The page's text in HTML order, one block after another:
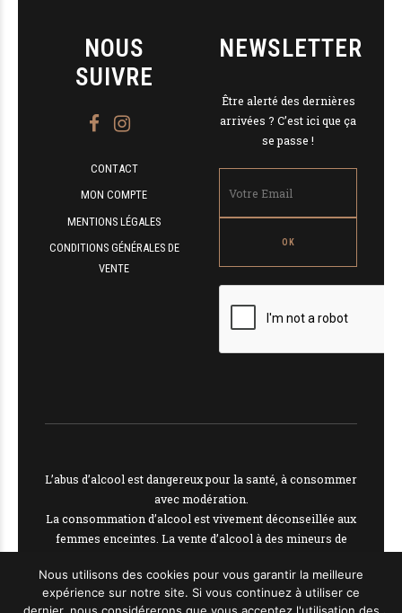
NOUS
SUIVRE
CONTACT
MON COMPTE
MENTIONS LÉGALES
CONDITIONS GÉNÉRALES DE
VENTE
NEWSLETTER
Être alerté des dernières
arrivées ? C’est ici que ça
se passe !
L’abus d’alcool est dangereux pour la santé, à consommer
avec modération.
La consommation d’alcool est vivement déconseillée aux
femmes enceintes. La vente d’alcool à des mineurs de
En accédant à nos offres, vous déclarez avoir 18 ans
révolus.
Nous utilisons des cookies pour vous garantir la meilleure
expérience sur notre site. Si vous continuez à utiliser ce